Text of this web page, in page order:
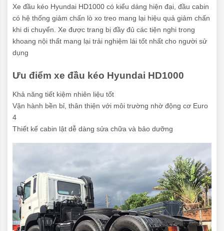
Xe đầu kéo Hyundai HD1000 có kiểu dáng hiện đại, đầu cabin
có hệ thống giảm chấn lò xo treo mang lại hiệu quả giảm chấn
khi di chuyển. Xe được trang bị đầy đủ các tiện nghi trong
khoang nội thất mang lại trải nghiệm lái tốt nhất cho người sử
dụng
Ưu điểm xe đầu kéo Hyundai HD1000
Khả năng tiết kiệm nhiên liệu tốt
Vận hành bền bỉ, thân thiện với môi trường nhờ động cơ Euro
4
Thiết kế cabin lật dễ dàng sửa chữa và bảo dưỡng